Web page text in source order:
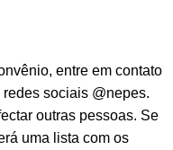
entre em contato
sociais @nepes.
outras pessoas. Se
uma lista com os